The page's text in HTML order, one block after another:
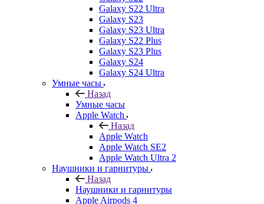
Galaxy S22 Ultra
Galaxy S23
Galaxy S23 Ultra
Galaxy S22 Plus
Galaxy S23 Plus
Galaxy S24
Galaxy S24 Ultra
Умные часы
Назад
Умные часы
Apple Watch
Назад
Apple Watch
Apple Watch SE2
Apple Watch Ultra 2
Наушники и гарнитуры
Назад
Наушники и гарнитуры
Apple Airpods 4